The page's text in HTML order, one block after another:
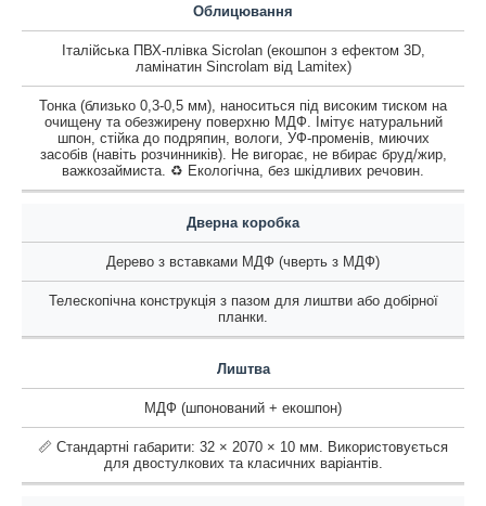
Облицювання
Італійська ПВХ-плівка Sicrolan (екошпон з ефектом 3D,
ламінатин Sincrolam від Lamitex)
Тонка (близько 0,3-0,5 мм), наноситься під високим тиском на
очищену та обезжирену поверхню МДФ. Імітує натуральний
шпон, стійка до подряпин, вологи, УФ-променів, миючих
засобів (навіть розчинників). Не вигорає, не вбирає бруд/жир,
важкозаймиста. ♻️ Екологічна, без шкідливих речовин.
Дверна коробка
Дерево з вставками МДФ (чверть з МДФ)
Телескопічна конструкція з пазом для лиштви або добірної
планки.
Лиштва
МДФ (шпонований + екошпон)
📏 Стандартні габарити: 32 × 2070 × 10 мм. Використовується
для двостулкових та класичних варіантів.